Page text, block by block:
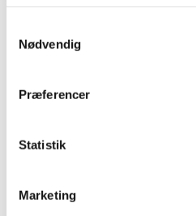
Nødvendig
Præferencer
Statistik
Marketing
juli (45)
maj (40)
marts (56)
januar (26)
2018 (150)